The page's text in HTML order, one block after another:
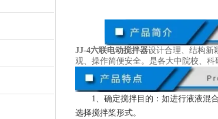
JJ-4六联电动搅拌器设计合理、结构新
观、操作简便安全。是各大中院校、科
1、确定搅拌目的：如进行液液混
选择搅拌桨形式。